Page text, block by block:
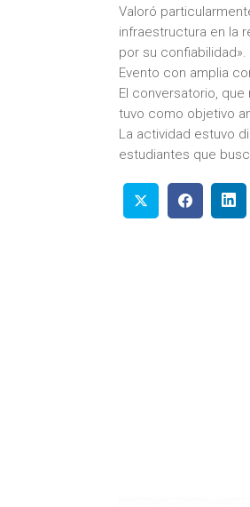
Valoró
infraestructura en la
por su confiabilidad».
Evento con amplia
El conversatorio,
tuvo como objetivo
La actividad estuvo
estudiantes que